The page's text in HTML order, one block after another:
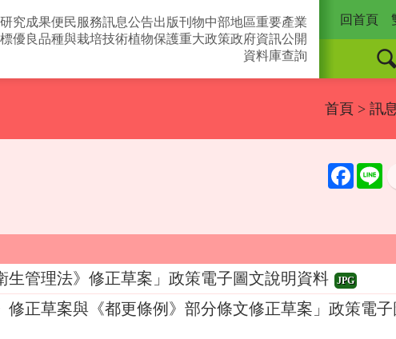
究成果便民服務訊息公告出版刊物中部地區重要產業
優良品種與栽培技術植物保護重大政策政府資訊公開
資料庫查詢
回首頁
首頁 > 訊
Facebook
管理法》修正草案」政策電子圖文說明資料 JPG
正草案與《都更條例》部分條文修正草案」政策電